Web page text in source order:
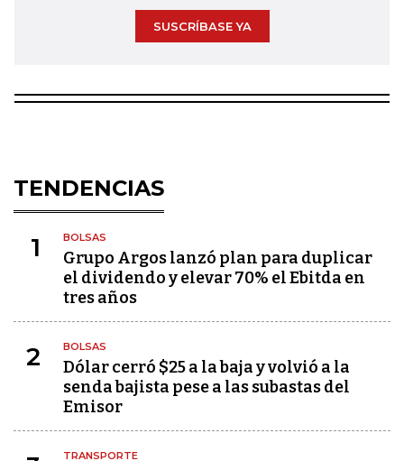
SUSCRÍBASE YA
TENDENCIAS
1 BOLSAS
Grupo Argos lanzó plan para duplicar
el dividendo y elevar 70% el Ebitda en
tres años
2 BOLSAS
Dólar cerró $25 a la baja y volvió a la
senda bajista pese a las subastas del
Emisor
TRANSPORTE